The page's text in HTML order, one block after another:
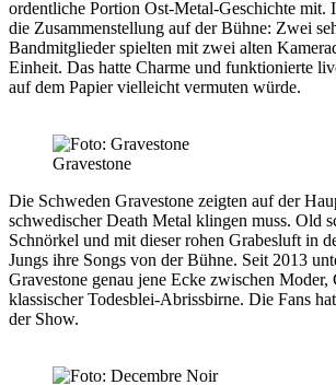
ordentliche Portion Ost-Metal-Geschichte mit.
die Zusammenstellung auf der Bühne: Zwei
Bandmitglieder spielten mit zwei alten
Einheit. Das hatte Charme und funktionierte
auf dem Papier vielleicht vermuten würde.
Gravestone
Die Schweden Gravestone zeigten auf der
schwedischer Death Metal klingen muss. Old
Schnörkel und mit dieser rohen Grabesluft in
Jungs ihre Songs von der Bühne. Seit 2013
Gravestone genau jene Ecke zwischen Moder,
klassischer Todesblei-Abrissbirne. Die Fans
der Show.